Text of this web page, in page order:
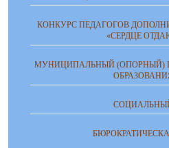
КОНКУРС ПЕДАГОГОВ
«СЕРДЦЕ
МУНИЦИПАЛЬНЫЙ (ОПОРНЫЙ)